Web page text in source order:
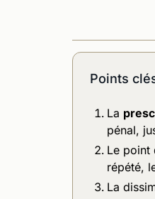
Points
La
pénal,
Le point
répété,
La